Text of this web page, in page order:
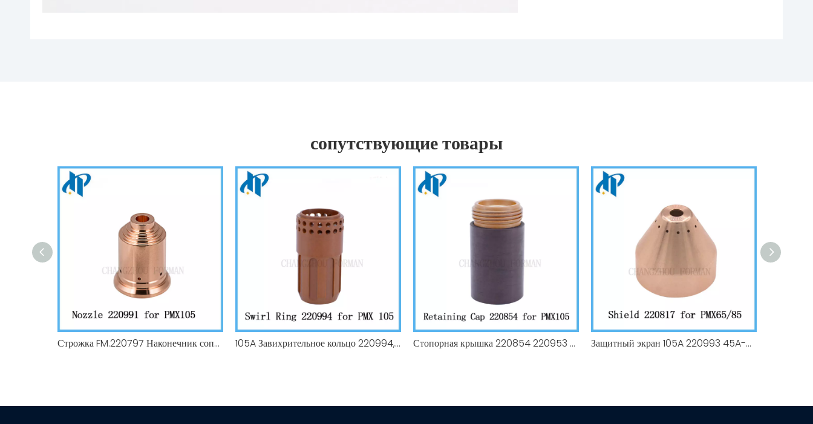
сопутствующие товары
Строжка FM.220797 Наконечник сопла FM.220991 Защитный экран FM.220798 Расходные материалы для дефлектора плазмы 105A Завихрительное кольцо 220994, Завихрительное кольцо 220857 45-85A, подходит для электрода Hypertherm 220842 220990 220854 220953 228716 Стопорная крышка 220854 220953 для powermax 105A, подходит для 220842 220990 220817 Защитный экран 105A 220993 45A-85A 220817 для расходных материалов для плазменной резки Hypeetherm Powermax 105, подходит 220842 220990 220854